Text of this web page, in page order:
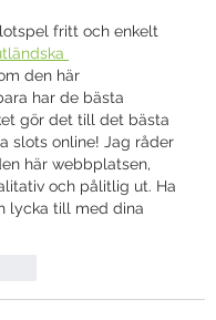
fritt och enkelt
den här
har de bästa
gör det till det bästa
slots online! Jag råder
här webbplatsen,
och pålitlig ut. Ha
lycka till med dina